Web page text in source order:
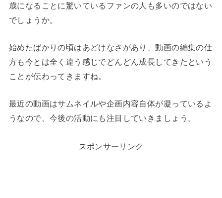
歳になることに驚いているファンの人も多いのではない
でしょうか。
始めたばかりの頃はあどけなさがあり、動画の編集の仕
方も今とは全く違う感じでどんどん成長してきたという
ことが伝わってきますね。
最近の動画はサムネイルや企画内容自体が凝っているよ
うなので、今後の活動にも注目していきましょう。
スポンサーリンク